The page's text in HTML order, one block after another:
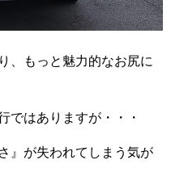
、もっと魅力的なお尻に
ではありますが・・・
』が失われてしまう気が